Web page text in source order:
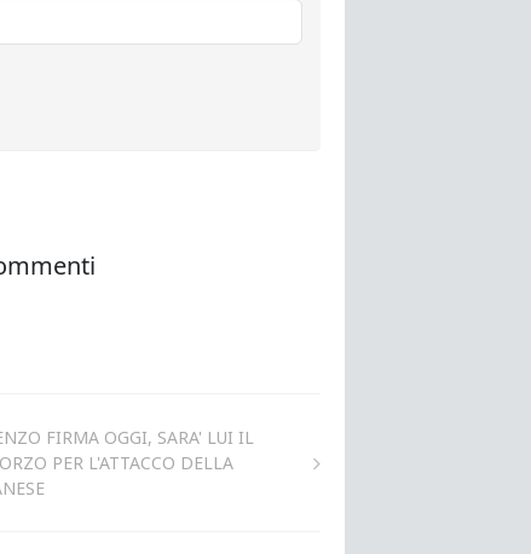
FIRMA OGGI, SARA' LUI IL
PER L'ATTACCO DELLA